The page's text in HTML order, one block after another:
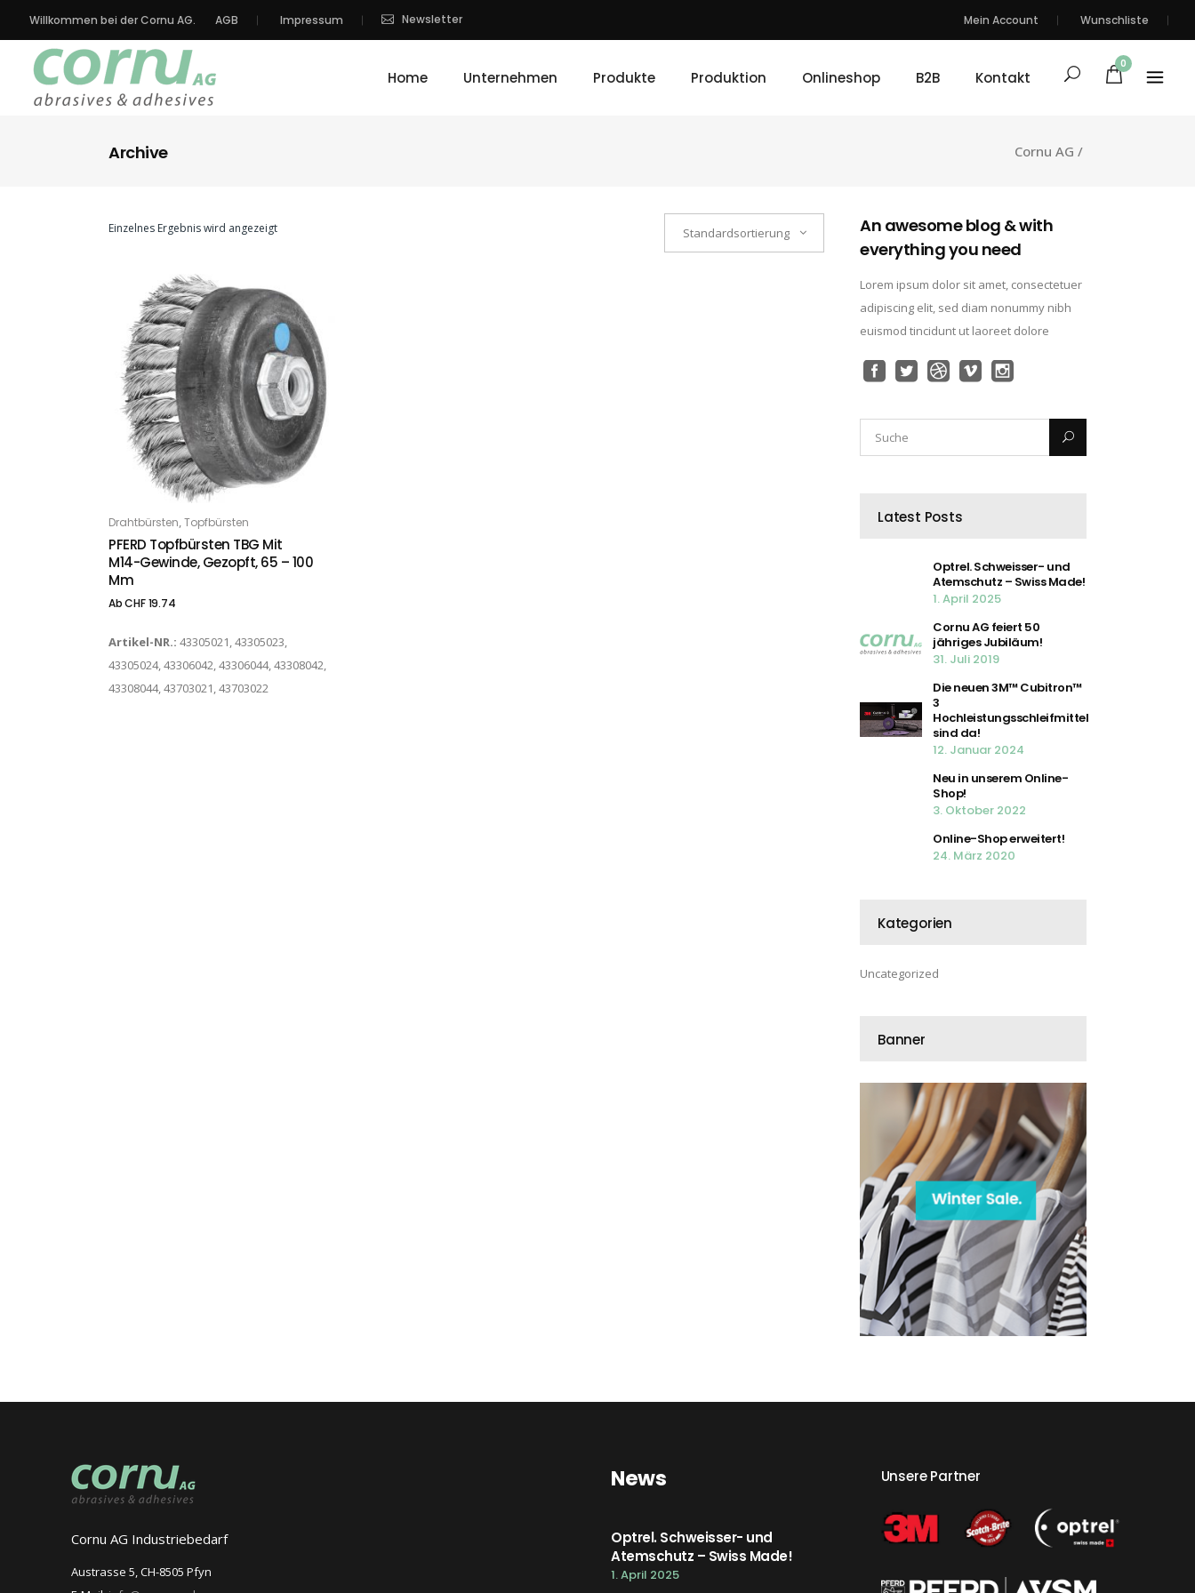
Willkommen bei der Cornu AG. AGB Impressum Newsletter Mein Account Wunschliste
Home Unternehmen Produkte Produktion Onlineshop B2B Kontakt
0
Archive Cornu AG /
Einzelnes Ergebnis wird angezeigt Standardsortierung
OPTIONS
Drahtbürsten Topfbürsten
PFERD Topfbürsten TBG Mit
M14-Gewinde, Gezopft, 65 – 100
Mm
AbCHF19.74
Artikel-NR.: 43305021, 43305023,
43305024, 43306042, 43306044, 43308042,
43308044, 43703021, 43703022
An awesome blog & with
everything you need
Lorem ipsum dolor sit amet, consectetuer
adipiscing elit, sed diam nonummy nibh
euismod tincidunt ut laoreet dolore
Latest Posts
Optrel. Schweisser- und
Atemschutz – Swiss Made!
1. April 2025
Cornu AG feiert 50
jähriges Jubiläum!
31. Juli 2019
Die neuen 3M™ Cubitron™
3
Hochleistungsschleifmittel
sind da!
12. Januar 2024
Neu in unserem Online-
Shop!
3. Oktober 2022
Online-Shop erweitert!
24. März 2020
Kategorien
Uncategorized
Banner
Cornu AG Industriebedarf
Austrasse 5, CH-8505 Pfyn
News
Optrel. Schweisser- und
Atemschutz – Swiss Made!
1. April 2025
Unsere Partner